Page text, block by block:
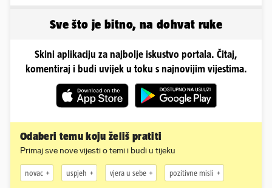
Sve što je bitno, na dohvat ruke
Skini aplikaciju za najbolje iskustvo portala. Čitaj,
komentiraj i budi uvijek u toku s najnovijim vijestima.
Odaberi temu koju želiš pratiti
Primaj sve nove vijesti o temi i budi u tijeku
novac uspjeh vjera u sebe pozitivne misli